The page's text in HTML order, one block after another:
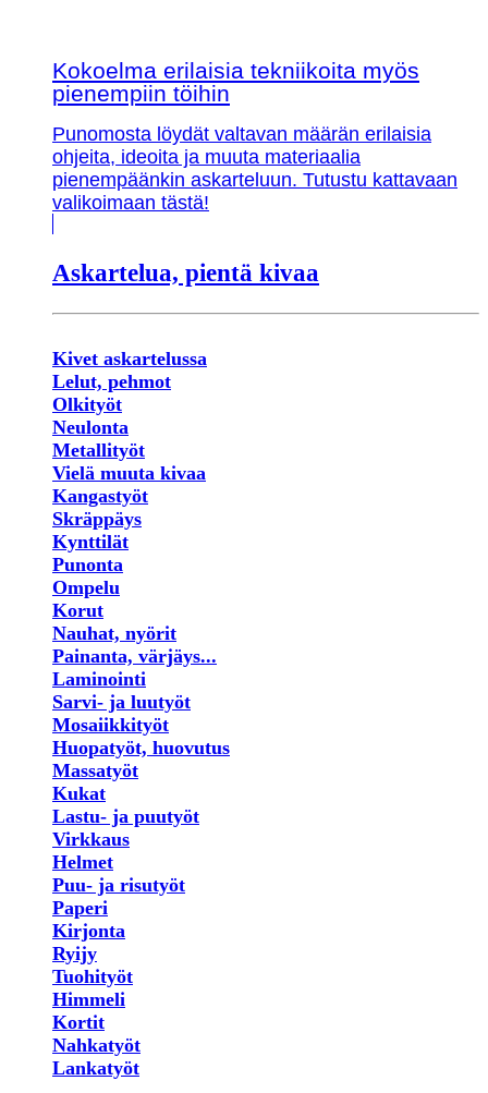
Kokoelma erilaisia tekniikoita myös
pienempiin töihin
Punomosta löydät valtavan määrän erilaisia
ohjeita, ideoita ja muuta materiaalia
pienempäänkin askarteluun. Tutustu kattavaan
valikoimaan tästä!
Askartelua, pientä kivaa
Kivet askartelussa
Lelut, pehmot
Olkityöt
Neulonta
Metallityöt
Vielä muuta kivaa
Kangastyöt
Skräppäys
Kynttilät
Punonta
Ompelu
Korut
Nauhat, nyörit
Painanta, värjäys...
Laminointi
Sarvi- ja luutyöt
Mosaiikkityöt
Huopatyöt, huovutus
Massatyöt
Kukat
Lastu- ja puutyöt
Virkkaus
Helmet
Puu- ja risutyöt
Paperi
Kirjonta
Ryijy
Tuohityöt
Himmeli
Kortit
Nahkatyöt
Lankatyöt